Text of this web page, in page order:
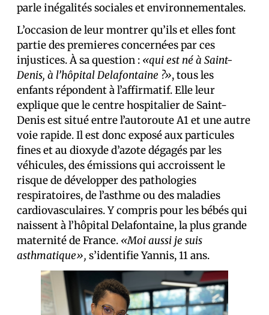
parle inégalités sociales et environnementales.
L’occasion de leur montrer qu’ils et elles font
partie des premier·es concerné·es par ces
injustices. À sa question : «qui est né à Saint-
Denis, à l’hôpital Delafontaine ?», tous les
enfants répondent à l’affirmatif. Elle leur
explique que le centre hospitalier de Saint-
Denis est situé entre l’autoroute A1 et une autre
voie rapide. Il est donc exposé aux particules
fines et au dioxyde d’azote dégagés par les
véhicules, des émissions qui accroissent le
risque de développer des pathologies
respiratoires, de l’asthme ou des maladies
cardiovasculaires. Y compris pour les bébés qui
naissent à l’hôpital Delafontaine, la plus grande
maternité de France. «Moi aussi je suis
asthmatique», s’identifie Yannis, 11 ans.